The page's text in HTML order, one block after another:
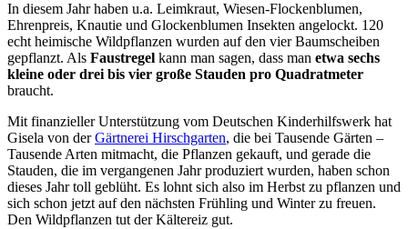
In diesem Jahr haben u.a. Leimkraut, Wiesen-Flockenblumen,
Ehrenpreis, Knautie und Glockenblumen Insekten angelockt. 120
echt heimische Wildpflanzen wurden auf den vier Baumscheiben
gepflanzt. Als Faustregel kann man sagen, dass man etwa sechs
kleine oder drei bis vier große Stauden pro Quadratmeter
braucht.
Mit finanzieller Unterstützung vom Deutschen Kinderhilfswerk hat
Gisela von derGärtnerei Hirschgarten, die bei Tausende Gärten –
Tausende Arten mitmacht, die Pflanzen gekauft, und gerade die
Stauden, die im vergangenen Jahr produziert wurden, haben schon
dieses Jahr toll geblüht. Es lohnt sich also im Herbst zu pflanzen und
sich schon jetzt auf den nächsten Frühling und Winter zu freuen.
Den Wildpflanzen tut der Kältereiz gut.